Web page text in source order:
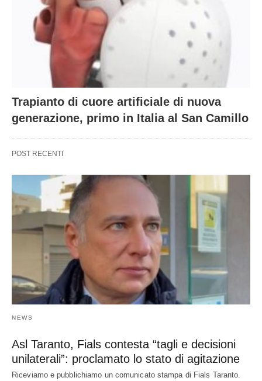
Trapianto di cuore artificiale di nuova
generazione, primo in Italia al San Camillo
POST RECENTI
NEWS
Asl Taranto, Fials contesta “tagli e decisioni
unilaterali”: proclamato lo stato di agitazione
Riceviamo e pubblichiamo un comunicato stampa di Fials Taranto.